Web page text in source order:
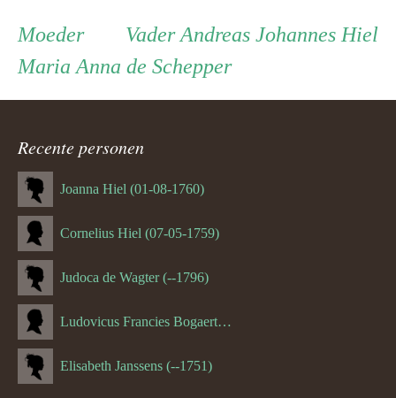
Persoon
ouder
navigatie
Vader Vader
Andreas Johannes Hiel
MoederMoeder
Maria Anna de Schepper
Recente personen
Joanna Hiel (01-08-1760)
Cornelius Hiel (07-05-1759)
Judoca de Wagter (--1796)
Ludovicus Francies Bogaert (--1825)
Elisabeth Janssens (--1751)